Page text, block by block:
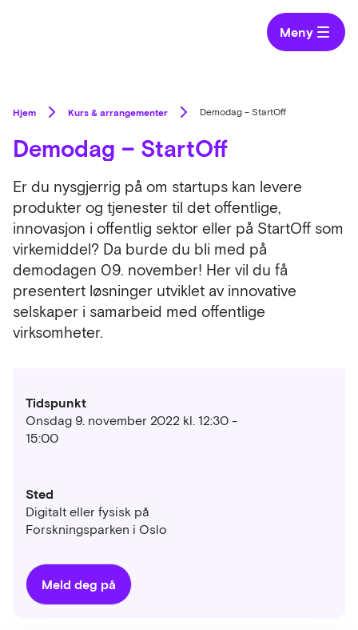
Meny
Hjem Kurs & arrangementer Demodag – StartOff
Demodag – StartOff
Er du nysgjerrig på om startups kan levere
produkter og tjenester til det offentlige,
innovasjon i offentlig sektor eller på StartOff som
virkemiddel? Da burde du bli med på
demodagen 09. november! Her vil du få
presentert løsninger utviklet av innovative
selskaper i samarbeid med offentlige
virksomheter.
Tidspunkt
Onsdag 9. november 2022 kl. 12:30 -
15:00
Sted
Digitalt eller fysisk på
Forskningsparken i Oslo
Meld deg på